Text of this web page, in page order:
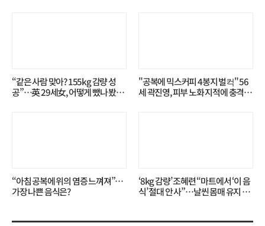
“같은 사람 맞아? 155kg 감량 성
공”…英 29세女, 어떻게 뺐나 봤더
"공복에 믹스커피 4봉지 벌컥" 56
세 곽진영, 피부 노화 지적에 충격…
“아침 공복에 위의 염증 느껴져”…
가장 나쁜 음식은?
‘8kg 감량’ 조혜련 “마트에서 ‘이 음
식’ 절대 안 사”…날씬 몸매 유지 비